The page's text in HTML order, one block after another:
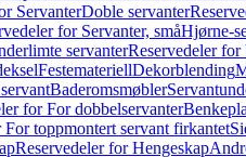
ServanterDoble servanter
for Servanter, småHjørne-
servanterReservedeler
FestemateriellDekorblending
Baderomsmøbler
for For dobbelservanter
For toppmontert servant firkantet
Reservedeler for Hengeskap